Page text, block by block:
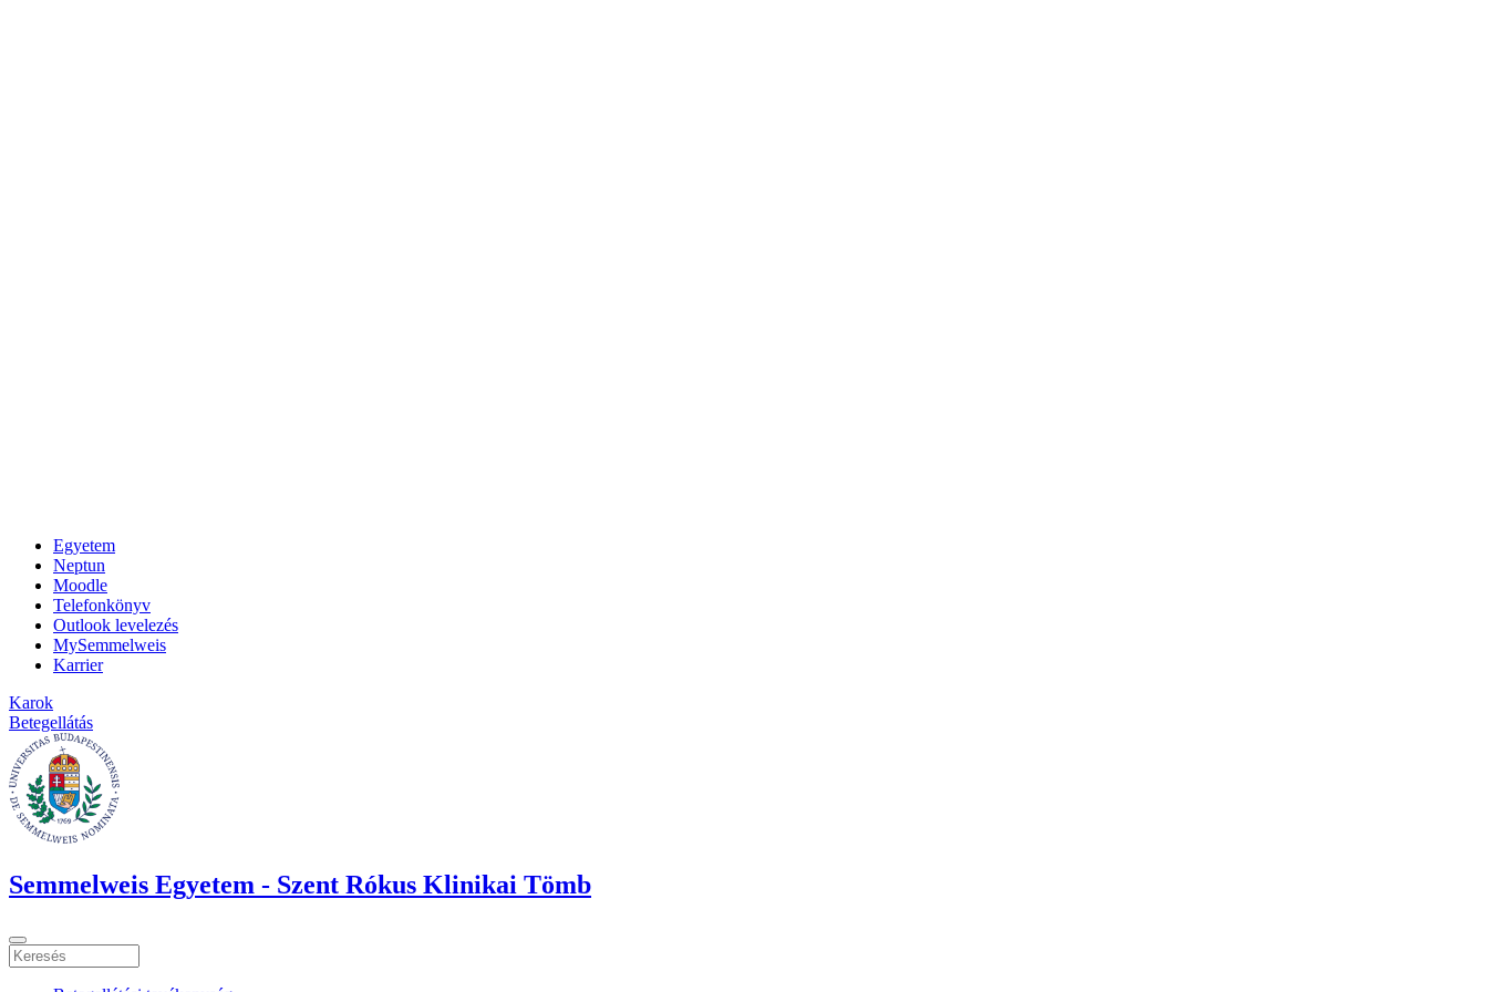
Egyetem
Neptun
Moodle
Telefonkönyv
Outlook levelezés
MySemmelweis
Karrier
Karok
Betegellátás
Semmelweis Egyetem - Szent Rókus Klinikai Tömb